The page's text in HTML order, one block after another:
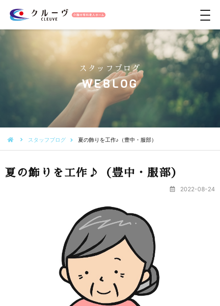
メ
ュ
ー
スタッフブログ
WEBLOG
スタッフブログ 夏の飾りを工作♪（豊中・服部）
夏の飾りを工作♪（豊中・服部）
2022-08-24